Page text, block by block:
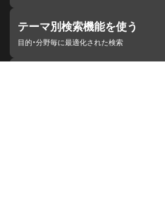
テーマ別検索機能を使う
目的・分野毎に最適化された検索